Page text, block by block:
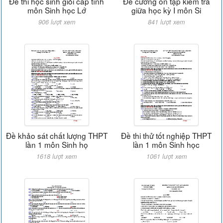
môn Sinh học Lớ
906 lượt xem
giữa học kỳ I môn Si
841 lượt xem
Đề khảo sát chất lượng THPT
lần 1 môn Sinh họ
1618 lượt xem
Đề thi thử tốt nghiệp THPT
lần 1 môn Sinh học
1061 lượt xem